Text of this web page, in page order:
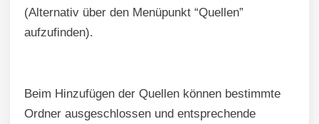
(Alternativ über den Menüpunkt “Quellen”
aufzufinden).
Beim Hinzufügen der Quellen können bestimmte
Ordner ausgeschlossen und entsprechende